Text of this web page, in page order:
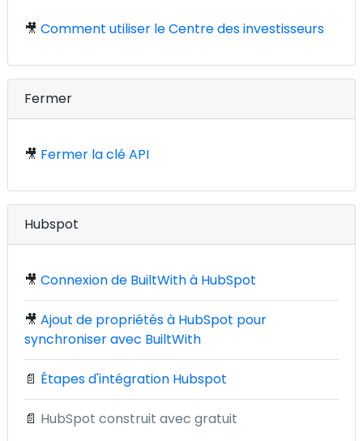
🎥 Comment utiliser le Centre des investisseurs
Fermer
🎥 Fermer la clé API
Hubspot
🎥 Connexion de BuiltWith à HubSpot
🎥 Ajout de propriétés à HubSpot pour
synchroniser avec BuiltWith
📄 Étapes d'intégration Hubspot
📄 HubSpot construit avec gratuit